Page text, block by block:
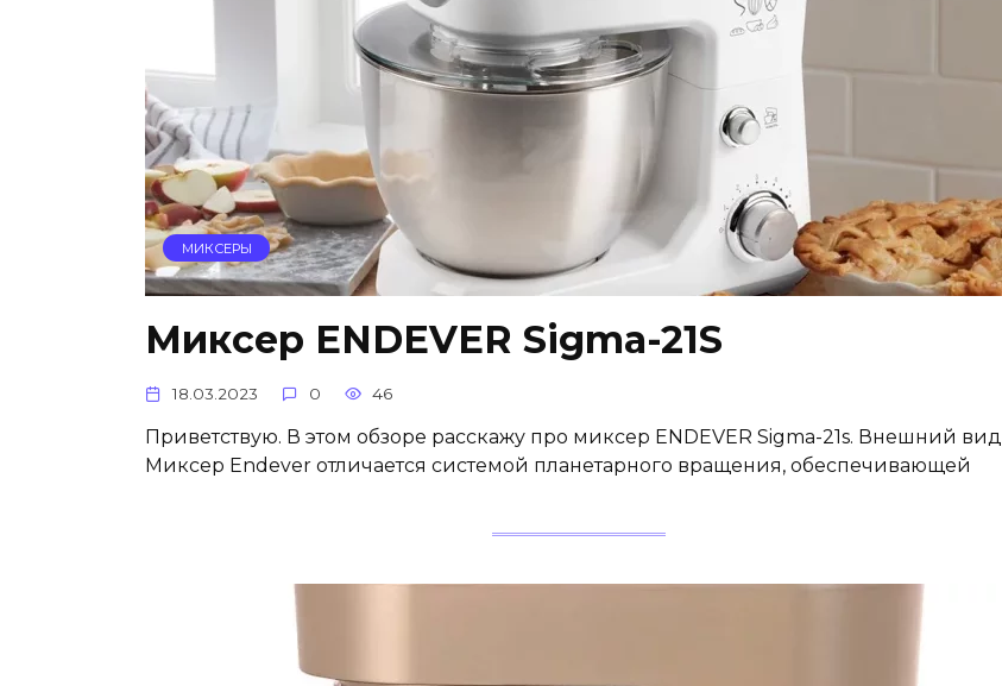
МИКСЕРЫ
Миксер ENDEVER Sigma-21S
18.03.2023 0 46
Приветствую. В этом обзоре расскажу про миксер ENDEVER Sigma-21s. Внешний вид
Миксер Endever отличается системой планетарного вращения, обеспечивающей